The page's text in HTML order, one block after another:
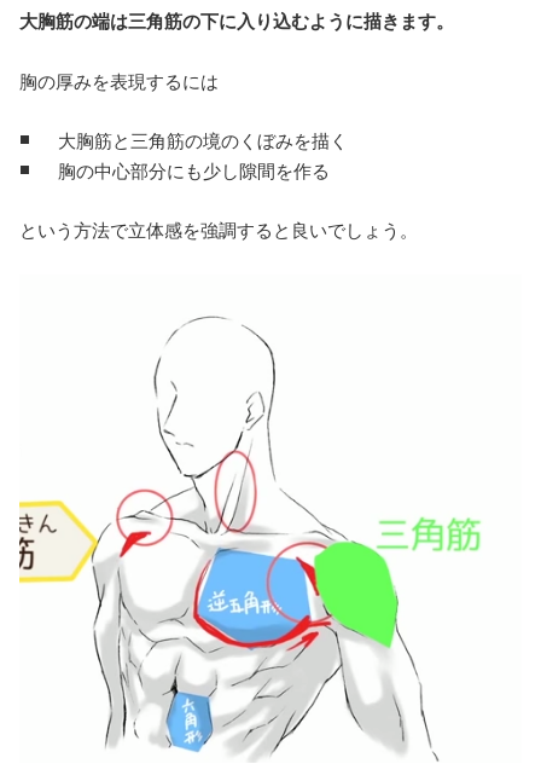
大胸筋の端は三角筋の下に入り込むように描きます。
胸の厚みを表現するには
大胸筋と三角筋の境のくぼみを描く
胸の中心部分にも少し隙間を作る
という方法で立体感を強調すると良いでしょう。